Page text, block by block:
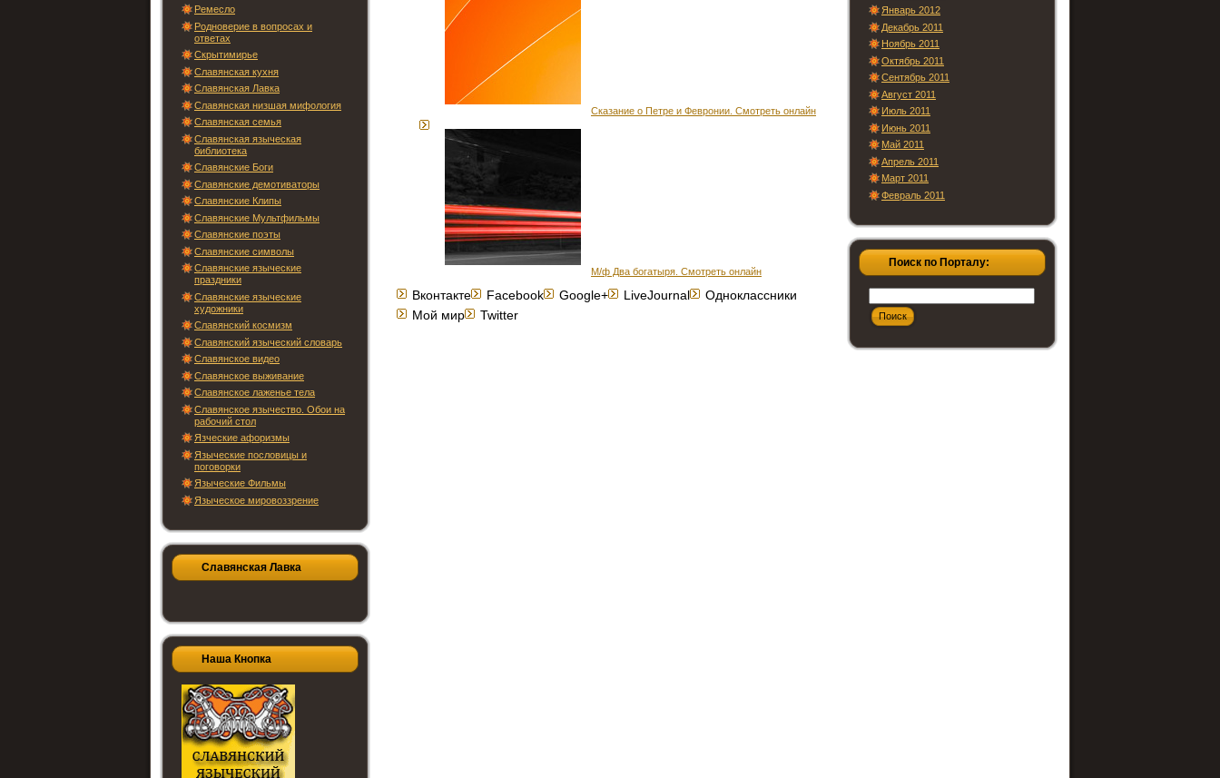
Ремесло
Родноверие в вопросах и
ответах
Скрытимирье
Славянская кухня
Славянская Лавка
Славянская низшая мифология
Славянская семья
Славянская языческая
библиотека
Славянские Боги
Славянские демотиваторы
Славянские Клипы
Славянские Мультфильмы
Славянские поэты
Славянские символы
Славянские языческие
праздники
Славянские языческие
художники
Славянский космизм
Славянский языческий словарь
Славянское видео
Славянское выживание
Славянское лаженье тела
Славянское язычество. Обои на
рабочий стол
Язческие афоризмы
Языческие пословицы и
поговорки
Языческие Фильмы
Языческое мировоззрение
Славянская Лавка
Наша Кнопка
Сказание о Петре и Февронии. Смотреть онлайн
М/ф Два богатыря. Смотреть онлайн
Вконтакте Facebook Google+ LiveJournal
Одноклассники
Мой мир
Twitter
Январь 2012
Декабрь 2011
Ноябрь 2011
Октябрь 2011
Сентябрь 2011
Август 2011
Июль 2011
Июнь 2011
Май 2011
Апрель 2011
Март 2011
Февраль 2011
Поиск по Порталу: